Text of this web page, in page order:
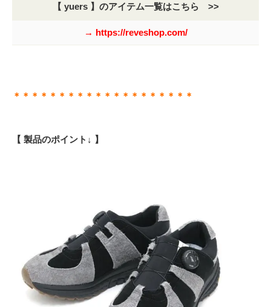
【 yuers 】のアイテム一覧はこちら >>
→ https://reveshop.com/
＊＊＊＊＊＊＊＊＊＊＊＊＊＊＊＊＊＊＊＊
【 製品のポイント↓ 】